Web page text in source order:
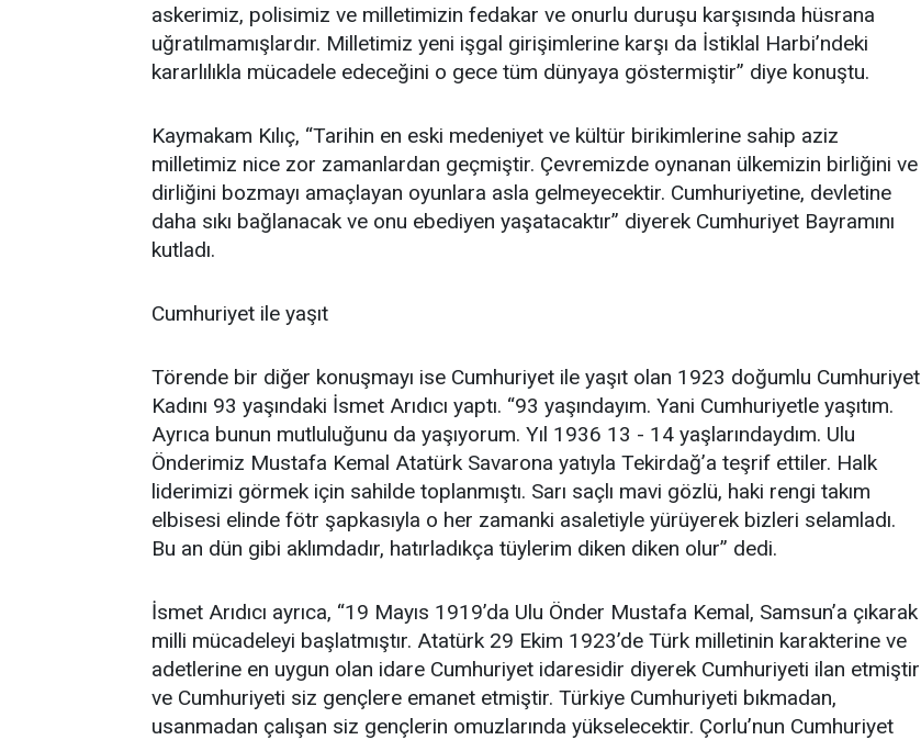
askerimiz, polisimiz ve milletimizin fedakar ve onurlu duruşu karşısında hüsrana
uğratılmamışlardır. Milletimiz yeni işgal girişimlerine karşı da İstiklal Harbi’ndeki
kararlılıkla mücadele edeceğini o gece tüm dünyaya göstermiştir” diye konuştu.
Kaymakam Kılıç, “Tarihin en eski medeniyet ve kültür birikimlerine sahip aziz
milletimiz nice zor zamanlardan geçmiştir. Çevremizde oynanan ülkemizin birliğini ve
dirliğini bozmayı amaçlayan oyunlara asla gelmeyecektir. Cumhuriyetine, devletine
daha sıkı bağlanacak ve onu ebediyen yaşatacaktır” diyerek Cumhuriyet Bayramını
kutladı.
Cumhuriyet ile yaşıt
Törende bir diğer konuşmayı ise Cumhuriyet ile yaşıt olan 1923 doğumlu Cumhuriyet
Kadını 93 yaşındaki İsmet Arıdıcı yaptı. “93 yaşındayım. Yani Cumhuriyetle yaşıtım.
Ayrıca bunun mutluluğunu da yaşıyorum. Yıl 1936 13 - 14 yaşlarındaydım. Ulu
Önderimiz Mustafa Kemal Atatürk Savarona yatıyla Tekirdağ’a teşrif ettiler. Halk
liderimizi görmek için sahilde toplanmıştı. Sarı saçlı mavi gözlü, haki rengi takım
elbisesi elinde fötr şapkasıyla o her zamanki asaletiyle yürüyerek bizleri selamladı.
Bu an dün gibi aklımdadır, hatırladıkça tüylerim diken diken olur” dedi.
İsmet Arıdıcı ayrıca, “19 Mayıs 1919’da Ulu Önder Mustafa Kemal, Samsun’a çıkarak
milli mücadeleyi başlatmıştır. Atatürk 29 Ekim 1923’de Türk milletinin karakterine ve
adetlerine en uygun olan idare Cumhuriyet idaresidir diyerek Cumhuriyeti ilan etmiştir
ve Cumhuriyeti siz gençlere emanet etmiştir. Türkiye Cumhuriyeti bıkmadan,
usanmadan çalışan siz gençlerin omuzlarında yükselecektir. Çorlu’nun Cumhuriyet